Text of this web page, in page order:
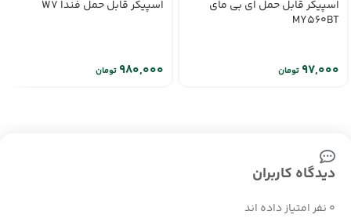
اسپیکر قابل حمل ای بی مای
MY560BT
تومان
اسپیکر قابل حمل فندا W7
تومان
دیدگاه کاربران
0 نفر امتیاز داده اند